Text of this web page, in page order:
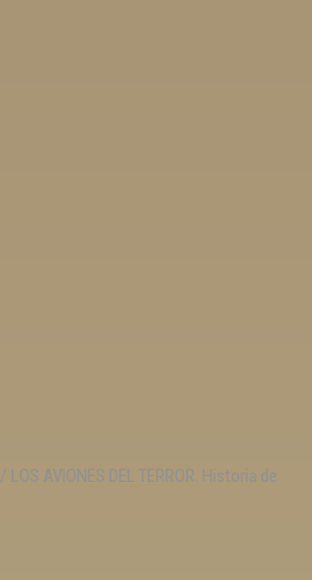
/ LOS AVIONES DEL TERROR. Historia de